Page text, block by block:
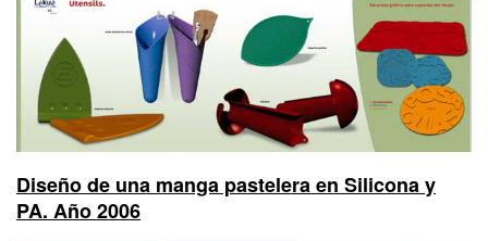
Diseño de una manga pastelera en Silicona y
PA. Año 2006